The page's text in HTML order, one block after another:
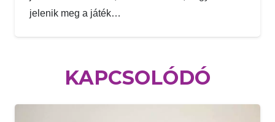
jelenik meg a játék…
KAPCSOLÓDÓ